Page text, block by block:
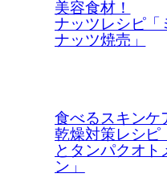
美容食材！
ナッツレシピ「
ナッツ焼売」
食べるスキンケ
乾燥対策レシピ
とタンパクオト
ン」